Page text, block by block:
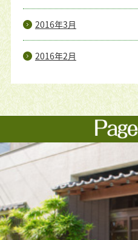
2016年3月
2016年2月